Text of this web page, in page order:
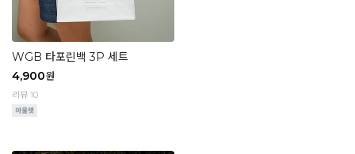
WGB 타포린백 3P 세트
4,900원
리뷰 10